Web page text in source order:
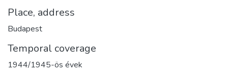
Place, address
Budapest
Temporal coverage
1944/1945-ös évek